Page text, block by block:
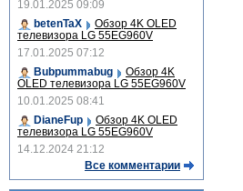
19.01.2025 09:09
betenTaX
Обзор 4K OLED
телевизора LG 55EG960V
17.01.2025 07:12
Bubpummabug
Обзор 4K
OLED телевизора LG 55EG960V
10.01.2025 08:41
DianeFup
Обзор 4K OLED
телевизора LG 55EG960V
14.12.2024 21:12
Все комментарии